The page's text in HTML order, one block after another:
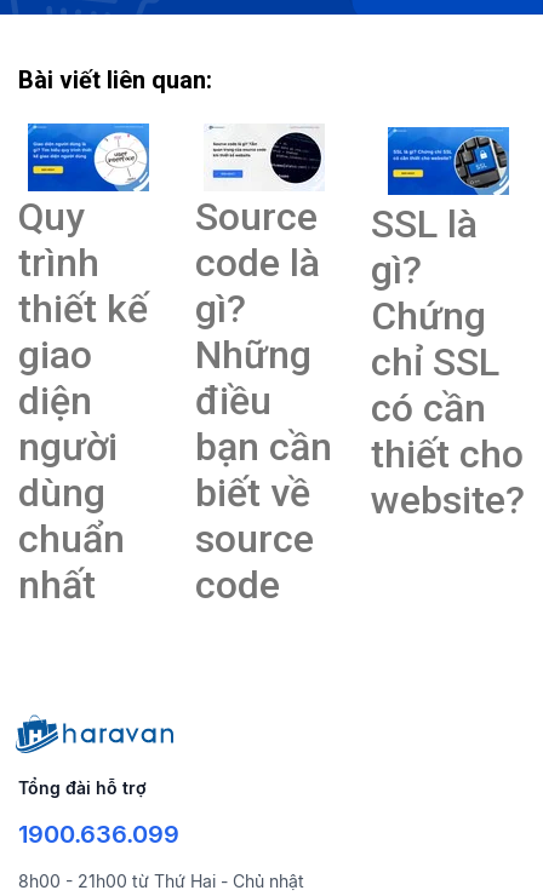
Bài viết liên quan:
Quy
trình
thiết kế
giao
diện
người
dùng
chuẩn
nhất
Source
code là
gì?
Những
điều
bạn cần
biết về
source
code
SSL là
gì?
Chứng
chỉ SSL
có cần
thiết cho
website?
Tổng đài hỗ trợ
1900.636.099
8h00 - 21h00 từ Thứ Hai - Chủ nhật